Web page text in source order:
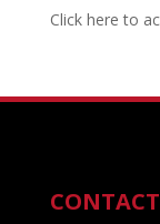
Click here to
CONTACT